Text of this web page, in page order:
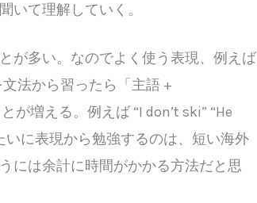
いて理解していく。
が多い。なのでよく使う表現、例えば
法から習ったら「主語 +
が増える。例えば “I don’t ski” “He
いに表現から勉強するのは、短い海外
には余計に時間がかかる方法だと思